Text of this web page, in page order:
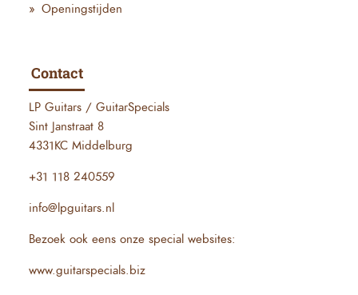
Openingstijden
Contact
LP Guitars / GuitarSpecials
Sint Janstraat 8
4331KC Middelburg
+31 118 240559
info@lpguitars.nl
Bezoek ook eens onze special websites:
www.guitarspecials.biz